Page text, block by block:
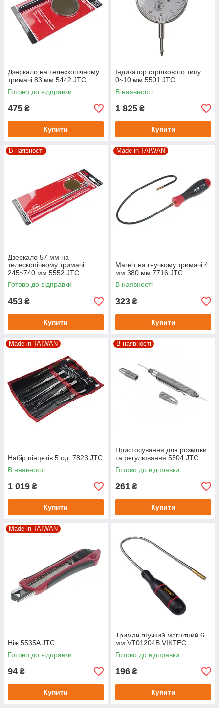
Дзеркало на телескопічному
тримачі 83 мм 5442 JTC
Готово до відправки
475 ₴
Купити
Індикатор стрілкового типу
0~10 мм 5501 JTC
В наявності
1 825 ₴
Купити
В наявності
Дзеркало 57 мм на
телескопічному тримачі
245~740 мм 5552 JTC
Готово до відправки
453 ₴
Купити
Made in TAIWAN
Магніт на гнучкому тримачі 4
мм 380 мм 7716 JTC
В наявності
323 ₴
Купити
Made in TAIWAN
Набір пінцетів 5 од. 7823 JTC
В наявності
1 019 ₴
Купити
В наявності
Пристосування для розмітки
та регулювання 5504 JTC
Готово до відправки
261 ₴
Купити
Made in TAIWAN
Ніж 5535A JTC
Готово до відправки
94 ₴
Купити
Тримач гнучкий магнітний 6
мм VT01204B VIKTEC
Готово до відправки
196 ₴
Купити